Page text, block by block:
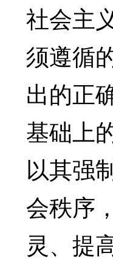
社会主
须遵循
出的正
基础上
以其强
会秩序
灵、提